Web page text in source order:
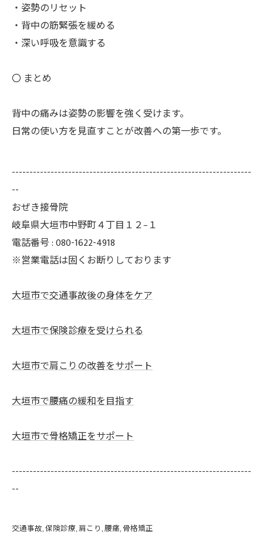
・姿勢のリセット
・背中の筋緊張を緩める
・深い呼吸を意識する
〇 まとめ
背中の痛みは姿勢の影響を強く受けます。
日常の使い方を見直すことが改善への第一歩です。
--------------------------------------------------------------------
--
おぜき接骨院
岐阜県大垣市中野町４丁目１２−１
電話番号 : 080-1622-4918
※営業電話は固くお断りしております
大垣市で交通事故後の身体をケア
大垣市で保険診療を受けられる
大垣市で肩こりの改善をサポート
大垣市で腰痛の緩和を目指す
大垣市で骨格矯正をサポート
--------------------------------------------------------------------
--
交通事故 保険診療 肩こり 腰痛 骨格矯正